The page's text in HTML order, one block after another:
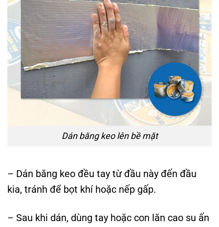
Dán băng keo lên bề mặt
– Dán băng keo đều tay từ đầu này đến đầu
kia, tránh để bọt khí hoặc nếp gấp.
– Sau khi dán, dùng tay hoặc con lăn cao su ấn